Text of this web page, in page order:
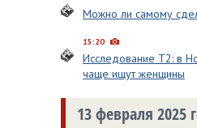
Можно ли самому
15:20
Исследование T2: в
чаще ищут женщины
13 февраля 2025